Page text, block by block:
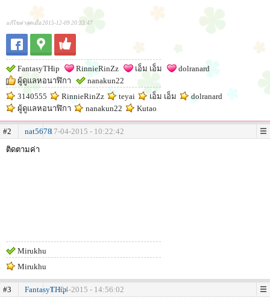
แก้ไขล่าสุดเมื่อ 2015-12-09 20:33:47
FantasyTHip RinnieRinZz เอ็ม เอ็ม
dolranard
ผู้ดูแลหอนาฬิกา
nanakun22
3140555
RinnieRinZz teyai เอ็ม เอ็ม
dolranard
ผู้ดูแลหอนาฬิกา
nanakun22 Kutao
#2 nat567817-04-2015 - 10:22:42
ติดตามค่า
Mirukhu
Mirukhu
#3 FantasyTHip17-04-2015 - 14:56:02